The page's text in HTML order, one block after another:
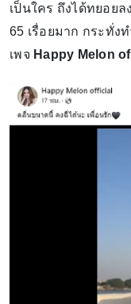
เป็นใคร ถึงได้ทยอย
65 เรื่อยมาก กระทั่ง
เพจ Happy Melon